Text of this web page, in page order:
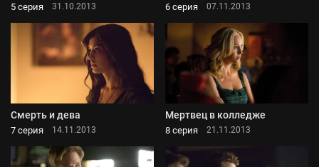
5 серия 31.10.2013 6 серия 07.11.2013
Смерть и дева
7 серия 14.11.2013
Мертвец в колледже
8 серия 21.11.2013